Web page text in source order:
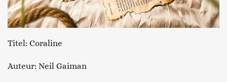
Titel: Coraline
Auteur: Neil Gaiman